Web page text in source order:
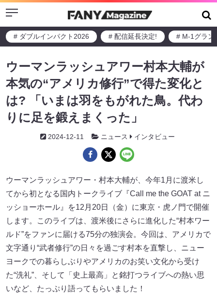
Menu
# ダブルインパクト2026 # 配信延長決定! # M-1グラン
ウーマンラッシュアワー村本大輔が
本気の“アメリカ修行”で得た変化と
は? 「いまは羽をもがれた鳥。代わ
りに足を鍛えまくった」
2024-12-11 ニュース インタビュー
ウーマンラッシュアワー・村本大輔が、今年1月に渡米し
てから初となる国内トークライブ『Call me the GOAT at ニ
ッショーホール』を12月20日（金）に東京・虎ノ門で開催
します。このライブは、渡米後にさらに進化した“村本ワー
ルド”をファンに届ける75分の独演会。今回は、アメリカで
文字通り“武者修行”の日々を過ごす村本を直撃し、ニュー
ヨークでの暮らしぶりやアメリカのお笑い文化から受け
た“洗礼”、そして「史上最高」と銘打つライブへの熱い思
いなど、たっぷり語ってもらいました！